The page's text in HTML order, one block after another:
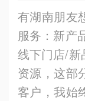
有湖南朋友
服务：新产
线下门店/新
资源，这部
客户，我始